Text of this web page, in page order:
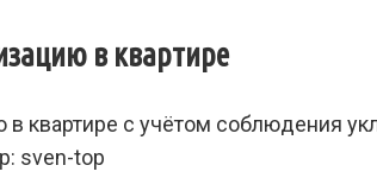
в квартире
квартире с учётом соблюдения
sven-top